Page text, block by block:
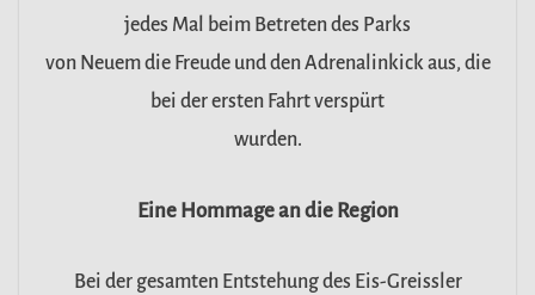
jedes Mal beim Betreten des Parks
von Neuem die Freude und den Adrenalinkick aus, die
bei der ersten Fahrt verspürt
wurden.
Eine Hommage an die Region
Bei der gesamten Entstehung des Eis-Greissler